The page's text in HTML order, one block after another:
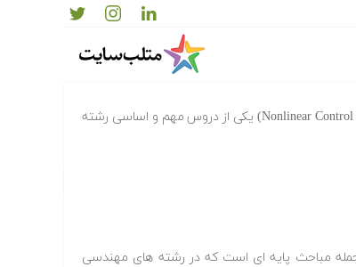
درس «سیستم های کنترل غیر خطی» (Nonlinear Control Systems) یکی از دروس مهم و اساسی رشته
مباحث پایه ای است که در رشته های مهندسی